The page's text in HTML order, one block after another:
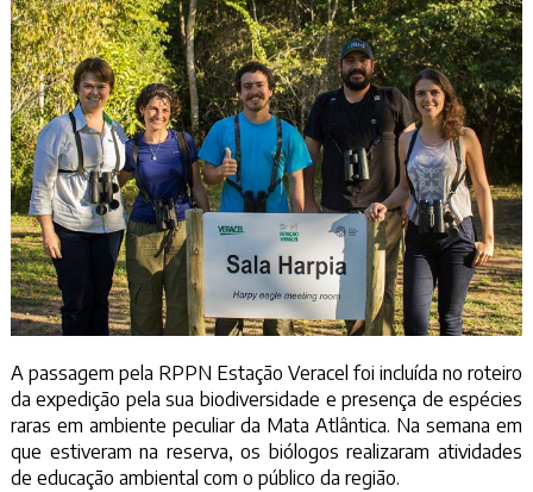
A passagem pela RPPN Estação Veracel foi incluída no roteiro
da expedição pela sua biodiversidade e presença de espécies
raras em ambiente peculiar da Mata Atlântica. Na semana em
que estiveram na reserva, os biólogos realizaram atividades
de educação ambiental com o público da região.